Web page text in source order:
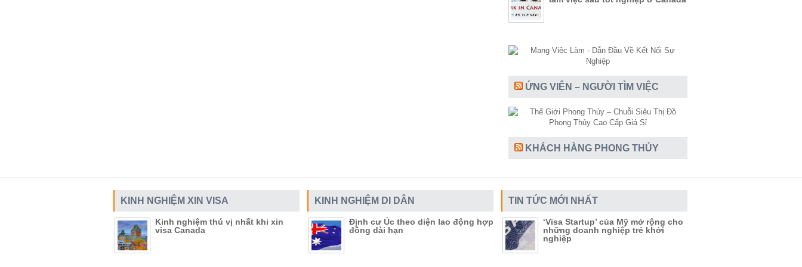
ỨNG VIÊN – NGƯỜI TÌM VIỆC
KHÁCH HÀNG PHONG THỦY
KINH NGHIỆM XIN VISA
Kinh nghiệm thú vị nhất khi xin
visa Canada
KINH NGHIỆM DI DÂN
Định cư Úc theo diện lao động hợp
đồng dài hạn
TIN TỨC MỚI NHẤT
‘Visa Startup’ của Mỹ mở rộng cho
những doanh nghiệp trẻ khởi
nghiệp